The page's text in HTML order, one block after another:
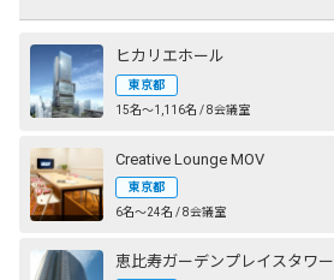
ヒカリエホール
東京都
15名〜1,116名 / 8会議室
Creative Lounge MOV
東京都
6名〜24名 / 8会議室
恵比寿ガーデンプレイスタワー